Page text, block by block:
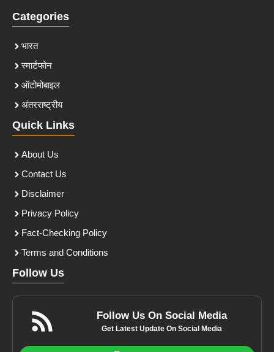
Categories
भारत
स्मार्टफोन
ऑटोमोबाइल
अंतरराष्ट्रीय
Quick Links
About Us
Contact Us
Disclaimer
Privacy Policy
Fact-Checking Policy
Terms and Conditions
Follow Us
Follow Us On Social Media
Get Latest Update On Social Media